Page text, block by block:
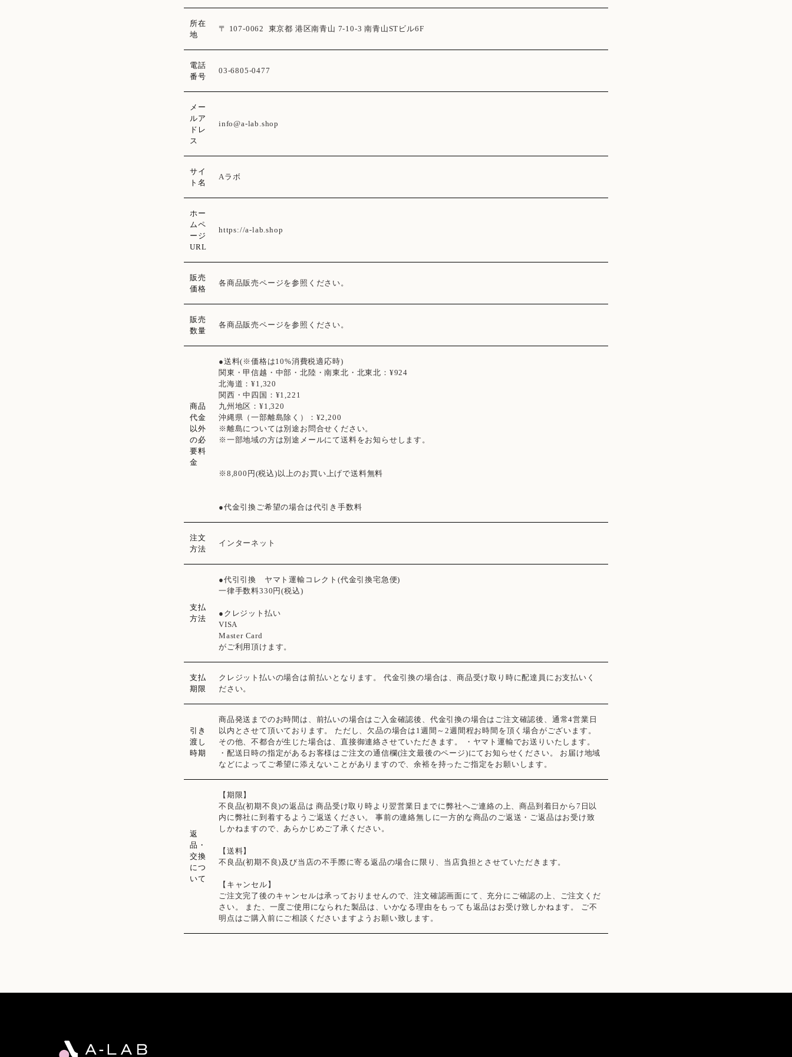
所在
地
〒 107-0062 東京都 港区南青山 7-10-3 南青山STビル6F
電話
番号
03-6805-0477
メー
ルア
ドレ
ス
info@a-lab.shop
サイ
ト名
Aラボ
ホー
ムペ
ージ
URL
https://a-lab.shop
販売
価格
各商品販売ページを参照ください。
販売
数量
各商品販売ページを参照ください。
商品
代金
以外
の必
要料
金
●送料(※価格は10%消費税適応時)
関東・甲信越・中部・北陸・南東北・北東北：¥924
北海道：¥1,320
関西・中四国：¥1,221
九州地区：¥1,320
沖縄県（一部離島除く）：¥2,200
※離島については別途お問合せください。
※一部地域の方は別途メールにて送料をお知らせします。
※8,800円(税込)以上のお買い上げで送料無料
●代金引換ご希望の場合は代引き手数料
注文
方法
インターネット
支払
方法
●代引引換 ヤマト運輸コレクト(代金引換宅急便)
一律手数料330円(税込)
●クレジット払い
VISA
Master Card
がご利用頂けます。
支払
期限
クレジット払いの場合は前払いとなります。 代金引換の場合は、商品受け取り時に配達員にお支払いく
ださい。
引き
渡し
時期
商品発送までのお時間は、前払いの場合はご入金確認後、代金引換の場合はご注文確認後、通常4営業日
以内とさせて頂いております。 ただし、欠品の場合は1週間～2週間程お時間を頂く場合がございます。
その他、不都合が生じた場合は、直接御連絡させていただきます。 ・ヤマト運輸でお送りいたします。
・配送日時の指定があるお客様はご注文の通信欄(注文最後のページ)にてお知らせください。 お届け地域
などによってご希望に添えないことがありますので、余裕を持ったご指定をお願いします。
返
品・
交換
につ
いて
【期限】
不良品(初期不良)の返品は 商品受け取り時より翌営業日までに弊社へご連絡の上、商品到着日から7日以
内に弊社に到着するようご返送ください。 事前の連絡無しに一方的な商品のご返送・ご返品はお受け致
しかねますので、あらかじめご了承ください。
【送料】
不良品(初期不良)及び当店の不手際に寄る返品の場合に限り、当店負担とさせていただきます。
【キャンセル】
ご注文完了後のキャンセルは承っておりませんので、注文確認画面にて、充分にご確認の上、ご注文くだ
さい。 また、一度ご使用になられた製品は、いかなる理由をもっても返品はお受け致しかねます。 ご不
明点はご購入前にご相談くださいますようお願い致します。